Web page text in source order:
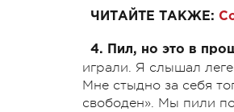
ЧИТАЙТЕ ТАКЖЕ:
4. Пил, но это в
играли. Я слышал
Мне стыдно за себя
свободен». Мы пили